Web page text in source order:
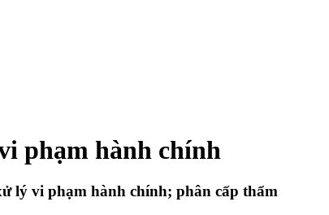
phạm hành chính
lý vi phạm hành chính; phân cấp thẩm